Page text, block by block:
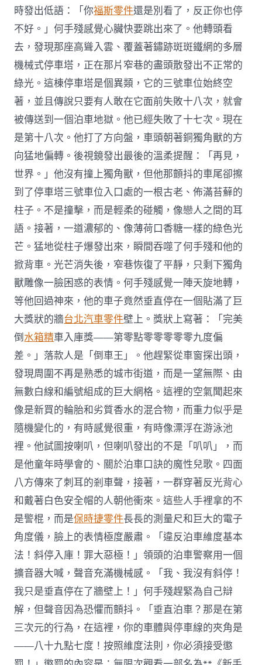
時發出低語：「你福斯零件還是別看了，反正你也停
不好。」何手殘感覺心臟快要跳出來了。他轉頭看
去，發現那座高聳入雲、覆蓋著鏽跡斑斑鐵網的多層
機械式停車塔，正在那片窄巷的盡頭散發出不正常的
綠光。這棟停車塔是個異類，它的三號車位始終空
著，並且傳說只要有人敢在它面前失敗十八次，就會
被傳送到一個泊車地獄。他已經失敗了十七次。現在
是第十八次。他打了方向盤，車頭朝著銅獨角獸的方
向猛地偏轉。後視鏡發出最後的溫柔提醒：「再見，
世界。」他沒有撞上獨角獸，但他那顫抖的車尾卻擦
到了停車塔三號車位入口處的一根古老、佈滿苔蘚的
柱子。不是撞擊，而是輕柔的碰觸，像戀人之間的耳
語。接著，一道濃郁的、像薄荷口香糖一樣的綠色光
芒。猛地從柱子爆發出來，瞬間吞噬了何手殘和他的
掀背車。光芒消失後，窄巷恢復了平靜，只剩下獨角
獸雕像一臉困惑的表情。何手殘感覺一陣天旋地轉，
等他回過神來，他的車子竟然垂直停在一個貼滿了巨
大獎狀的牆台北汽車零件壁上。獎狀上寫著：「完美
倒水箱精車入庫獎——第零點零零零零零九度偏
差。」落款人是「倒車王」。他趕緊從車窗探出頭，
發現周圍不再是熟悉的城市街道，而是一望無際、由
無數白線和編號組成的巨大網格。這裡的空氣聞起來
像是新買的輪胎和劣質香水的混合物，而重力似乎是
隨機變化的，有時感覺很重，有時像漂浮在游泳池
裡。他試圖按喇叭，但喇叭發出的不是「叭叭」，而
是他童年時學會的、關於泊車口訣的魔性兒歌。四面
八方傳來了刺耳的剎車聲，接著，一群穿著反光背心
和戴著白色安全帽的人朝他衝來。這些人手裡拿的不
是警棍，而是保時捷零件長長的測量尺和巨大的電子
角度儀，臉上的表情極度嚴肅。「違反泊車維度基本
法！斜停入庫！罪大惡極！」領頭的泊車警察用一個
擴音器大喊，聲音充滿機械感。「我、我沒有斜停！
我只是垂直停在了牆壁上！」何手殘趕緊為自己辯
解，但聲音因為恐懼而顫抖。「垂直泊車？那是在第
三次元的行為，在這裡，你的車體與停車線的夾角是
——八十九點七度！按照維度法則，你必須接受懲